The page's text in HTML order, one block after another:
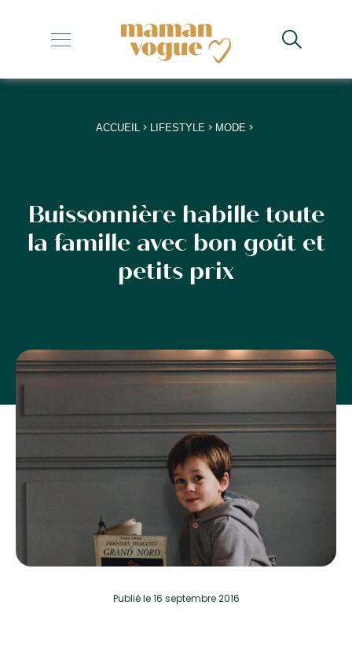
+
+
+
+
ACCUEIL > LIFESTYLE > MODE >
Buissonnière habille toute
la famille avec bon goût et
petits prix
Publiéle 16 septembre 2016